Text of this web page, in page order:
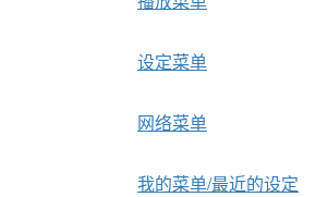
设定菜单
网络菜单
我的菜单/最近的设定